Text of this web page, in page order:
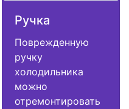
Ручка
Поврежденную
ручку
холодильника
можно
отремонтировать